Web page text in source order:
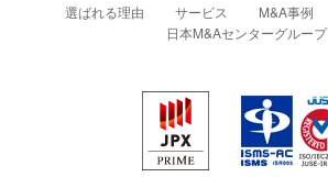
選ばれる理由 サービス M&A事例
日本M&Aセンターグループ